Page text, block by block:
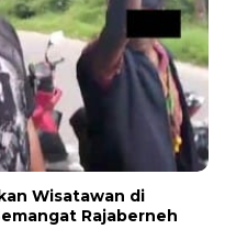
Wisatawan di
Rajaberneh